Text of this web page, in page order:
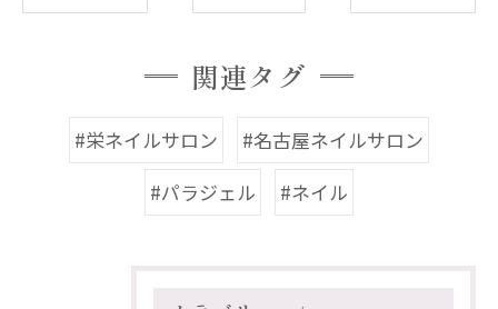
関連タグ
#栄ネイルサロン
#名古屋ネイルサロン
#パラジェル
#ネイル